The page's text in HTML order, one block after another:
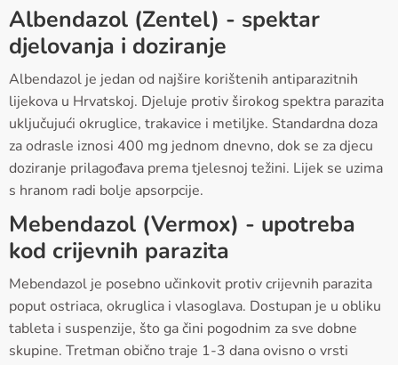
Albendazol (Zentel) - spektar
djelovanja i doziranje
Albendazol je jedan od najšire korištenih antiparazitnih
lijekova u Hrvatskoj. Djeluje protiv širokog spektra parazita
uključujući okruglice, trakavice i metiljke. Standardna doza
za odrasle iznosi 400 mg jednom dnevno, dok se za djecu
doziranje prilagođava prema tjelesnoj težini. Lijek se uzima
s hranom radi bolje apsorpcije.
Mebendazol (Vermox) - upotreba
kod crijevnih parazita
Mebendazol je posebno učinkovit protiv crijevnih parazita
poput ostriaca, okruglica i vlasoglava. Dostupan je u obliku
tableta i suspenzije, što ga čini pogodnim za sve dobne
skupine. Tretman obično traje 1-3 dana ovisno o vrsti